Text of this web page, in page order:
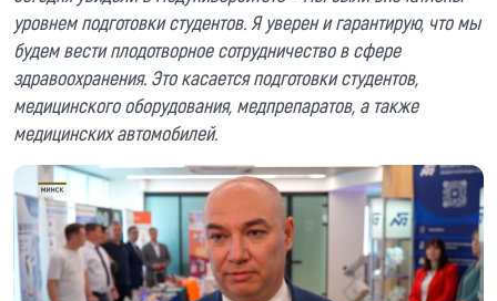
уровнем подготовки студентов. Я уверен и гарантирую, что мы
будем вести плодотворное сотрудничество в сфере
здравоохранения. Это касается подготовки студентов,
медицинского оборудования, медпрепаратов, а также
медицинских автомобилей.